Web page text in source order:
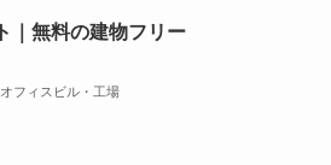
｜無料の建物フリー
オフィスビル・工場